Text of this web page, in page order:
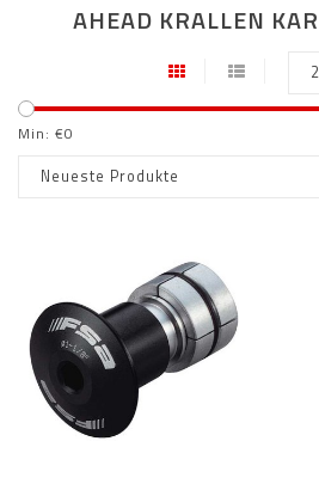
AHEAD KRALLEN
Min: €0
Neueste Produkte